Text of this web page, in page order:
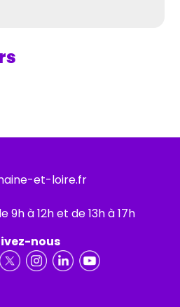
et-loire.fr
9h à 12h et de 13h à 17h
nous